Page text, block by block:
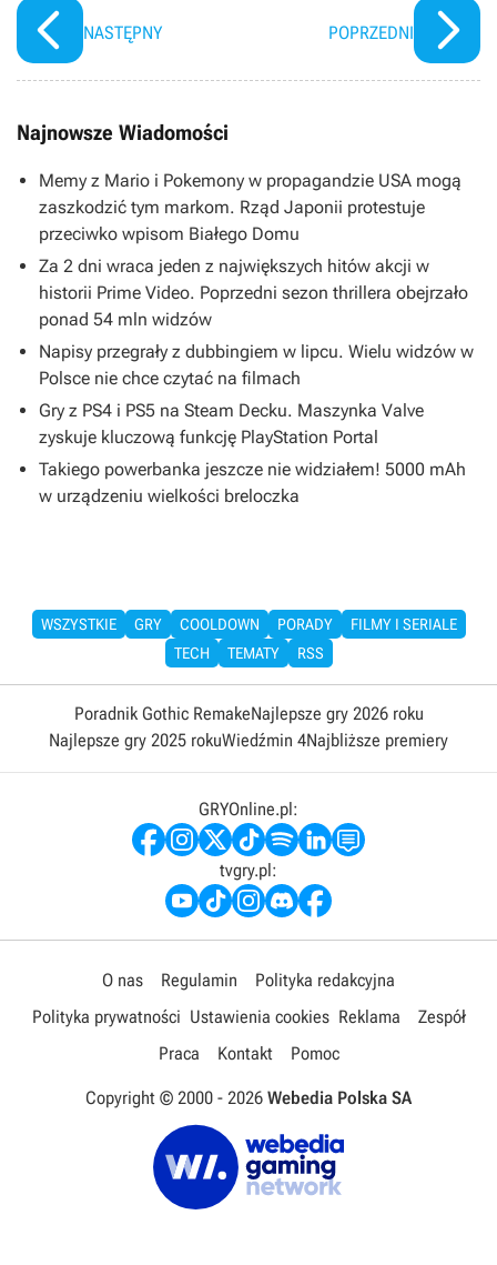
NASTĘPNY POPRZEDNI
Najnowsze Wiadomości
Memy z Mario i Pokemony w propagandzie USA mogą
zaszkodzić tym markom. Rząd Japonii protestuje
przeciwko wpisom Białego Domu
Za 2 dni wraca jeden z największych hitów akcji w
historii Prime Video. Poprzedni sezon thrillera obejrzało
ponad 54 mln widzów
Napisy przegrały z dubbingiem w lipcu. Wielu widzów w
Polsce nie chce czytać na filmach
Gry z PS4 i PS5 na Steam Decku. Maszynka Valve
zyskuje kluczową funkcję PlayStation Portal
Takiego powerbanka jeszcze nie widziałem! 5000 mAh
w urządzeniu wielkości breloczka
WSZYSTKIE GRY COOLDOWN PORADY
FILMY I SERIALE
TECH
TEMATY RSS
Poradnik Gothic RemakeNajlepsze gry 2026 roku
Najlepsze gry 2025 rokuWiedźmin 4Najbliższe premiery
GRYOnline.pl:
tvgry.pl:
O nas Regulamin
Polityka redakcyjna
Polityka prywatności Ustawienia cookies Reklama
Zespół
Praca
Kontakt Pomoc
Copyright © 2000 - 2026 Webedia Polska SA